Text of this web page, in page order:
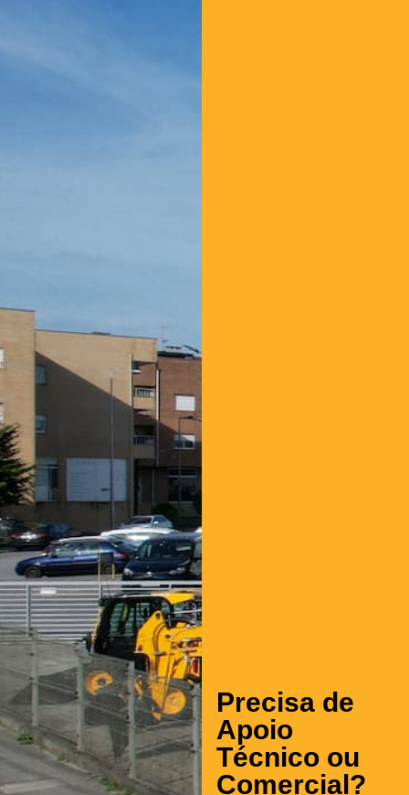
Precisa de
Apoio
Técnico ou
Comercial?